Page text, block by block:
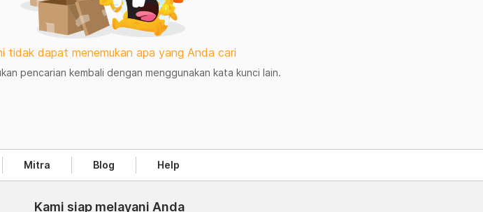
tidak dapat menemukan apa yang Anda cari
pencarian kembali dengan menggunakan kata kunci lain.
Mitra Blog Help
Kami siap melayani Anda